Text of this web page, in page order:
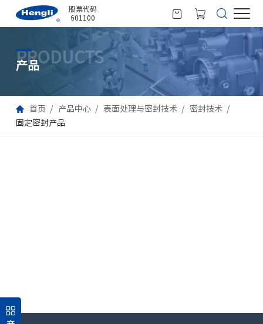
股票代码
601100
PRODUCTS
产品
首页 产品中心 表面处理与密封技术
密封技术
固定密封产品